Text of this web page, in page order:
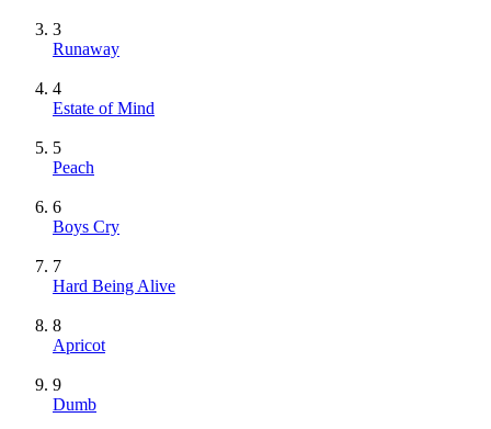
3
Runaway
4
Estate of Mind
5
Peach
6
Boys Cry
7
Hard Being Alive
8
Apricot
9
Dumb